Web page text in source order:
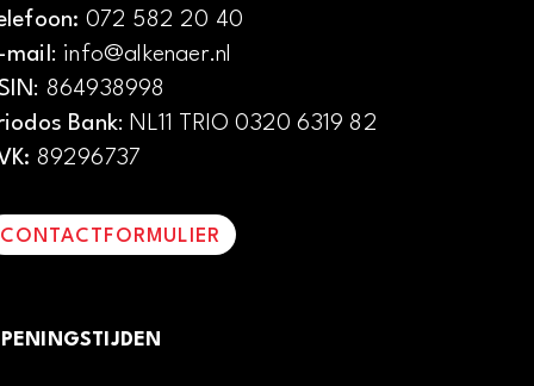
072 582 20 40
mail: info@alkenaer.nl
: 864938998
Bank: NL11 TRIO 0320 6319 82
89296737
CONTACTFORMULIER